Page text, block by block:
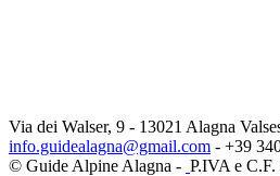
Via dei Walser, 9 - 13021 Alagna
info.guidealagna@gmail.com - ​+39
© Guide Alpine Alagna - P.IVA e